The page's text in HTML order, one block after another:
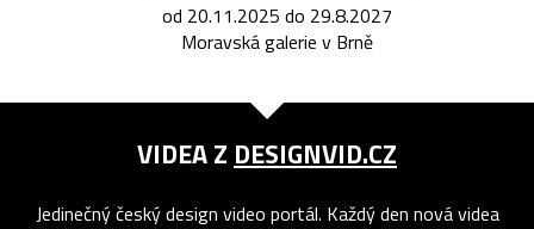
od 20.11.2025 do 29.8.2027
Moravská galerie v Brně
VIDEA Z DESIGNVID.CZ
Jedinečný český design video portál. Každý den nová videa